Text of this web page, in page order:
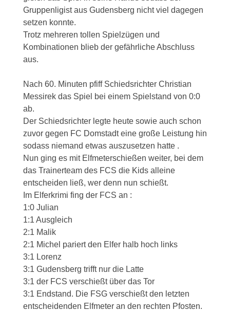
Gruppenligist aus Gudensberg nicht viel dagegen
setzen konnte.
Trotz mehreren tollen Spielzügen und
Kombinationen blieb der gefährliche Abschluss
aus.
Nach 60. Minuten pfiff Schiedsrichter Christian
Messirek das Spiel bei einem Spielstand von 0:0
ab.
Der Schiedsrichter legte heute sowie auch schon
zuvor gegen FC Domstadt eine große Leistung hin
sodass niemand etwas auszusetzen hatte .
Nun ging es mit Elfmeterschießen weiter, bei dem
das Trainerteam des FCS die Kids alleine
entscheiden ließ, wer denn nun schießt.
Im Elferkrimi fing der FCS an :
1:0 Julian
1:1 Ausgleich
2:1 Malik
2:1 Michel pariert den Elfer halb hoch links
3:1 Lorenz
3:1 Gudensberg trifft nur die Latte
3:1 der FCS verschießt über das Tor
3:1 Endstand. Die FSG verschießt den letzten
entscheidenden Elfmeter an den rechten Pfosten.